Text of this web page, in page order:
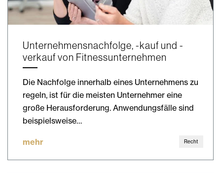
Unternehmensnachfolge, -kauf und -
verkauf von Fitnessunternehmen
Die Nachfolge innerhalb eines Unternehmens zu
regeln, ist für die meisten Unternehmer eine
große Herausforderung. Anwendungsfälle sind
beispielsweise…
mehr Recht